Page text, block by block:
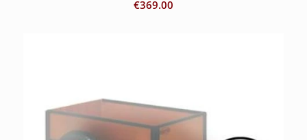
€369.00